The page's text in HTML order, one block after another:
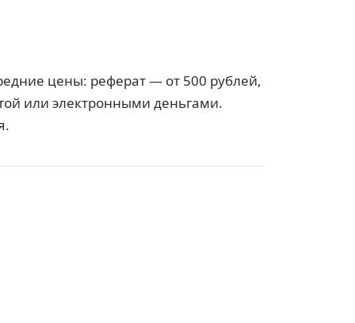
цены: реферат — от 500 рублей,
или электронными деньгами.